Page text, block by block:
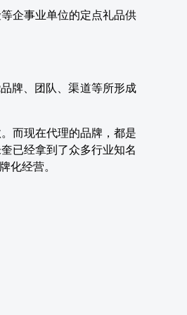
企事业单位的定点礼品供
牌、团队、渠道等所形成
而现在代理的品牌，都是
已经拿到了众多行业知名
化经营。